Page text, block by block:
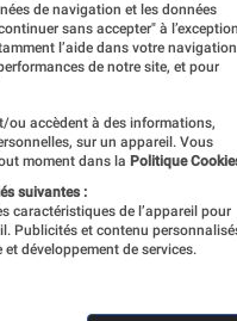
Les plus
de navigation et les données
sans accepter" à l’exception
l’aide dans votre navigation
de notre site, et pour
ou accèdent à des informations,
sur un appareil. Vous
moment dans la Politique
suivantes :
caractéristiques de l’appareil pour
Publicités et contenu
développement de services.